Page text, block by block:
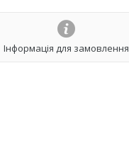
Інформація для замовлення